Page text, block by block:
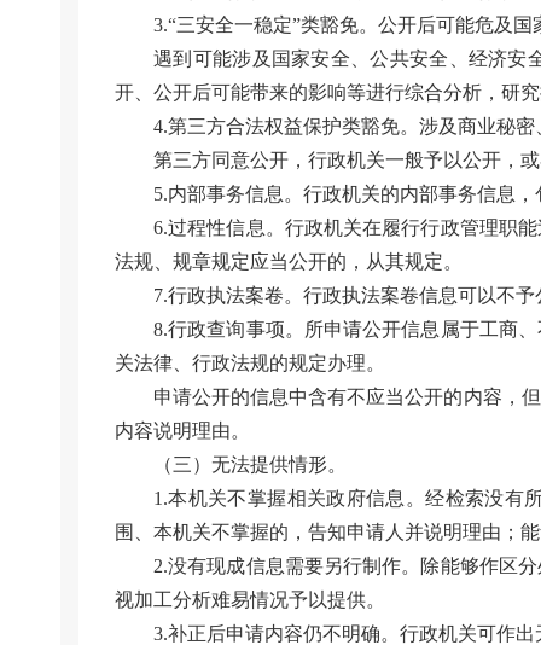
3.“三安全一稳定”类豁免。公开后可能危及
遇到可能涉及国家安全、公共安全、经济安
开、公开后可能带来的影响等进行综合分析，研
4.第三方合法权益保护类豁免。涉及商业秘
第三方同意公开，行政机关一般予以公开，
5.内部事务信息。行政机关的内部事务信息
6.过程性信息。行政机关在履行行政管理职
法规、规章规定应当公开的，从其规定。
7.行政执法案卷。行政执法案卷信息可以不
8.行政查询事项。所申请公开信息属于工商
关法律、行政法规的规定办理。
申请公开的信息中含有不应当公开的内容，
内容说明理由。
（三）无法提供情形。
1.本机关不掌握相关政府信息。经检索没有
围、本机关不掌握的，告知申请人并说明理由；
2.没有现成信息需要另行制作。除能够作区
视加工分析难易情况予以提供。
3.补正后申请内容仍不明确。行政机关可作